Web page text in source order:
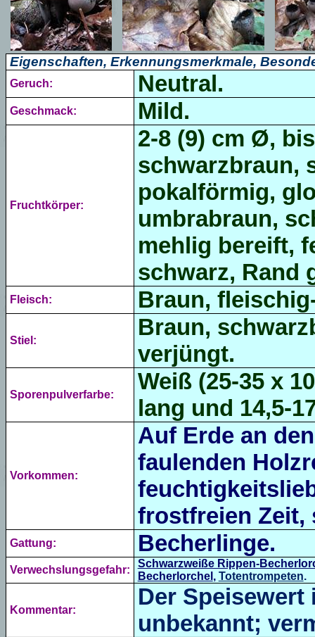
Eigenschaften, Erkennungsmerkmale,
Geruch: Neutral.
Geschmack: Mild.
Fruchtkörper:
2-8 (9) cm Ø,
schwarzbraun,
pokalförmig,
umbrabraun,
mehlig bereift,
schwarz, Rand
Fleisch: Braun,
Stiel:
Braun,
verjüngt.
Sporenpulverfarbe:
Weiß (25-35 x
lang und 14,5-
Vorkommen:
Auf Erde an
faulenden
frostfreien Zeit,
Gattung: Becherlinge.
Verwechslungsgefahr:
Schwarzweiße Rippen-
Becherlorchel , Totentrompeten.
Kommentar:
Der Speisewert
unbekannt;